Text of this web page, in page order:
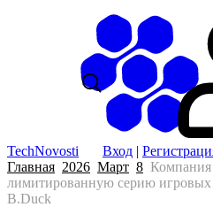
TechNovosti Вход |
Главная 2026 Март 8 Компания
лимитированную серию
B.Duck